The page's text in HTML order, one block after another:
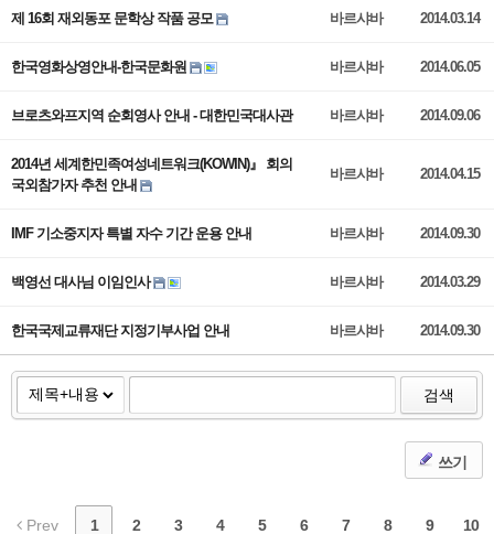
제 16회 재외동포 문학상 작품 공모 바르샤바 2014.03.14
한국영화상영안내-한국문화원 바르샤바 2014.06.05
브로츠와프지역 순회영사 안내 - 대한민국대사관 바르샤바 2014.09.06
2014년 세계한민족여성네트워크(KOWIN)』 회의
국외참가자 추천 안내
바르샤바 2014.04.15
IMF 기소중지자 특별 자수 기간 운용 안내 바르샤바 2014.09.30
백영선 대사님 이임인사 바르샤바 2014.03.29
한국국제교류재단 지정기부사업 안내 바르샤바 2014.09.30
검색
쓰기
Prev 1 2 3 4 5 6 7 8 9 10